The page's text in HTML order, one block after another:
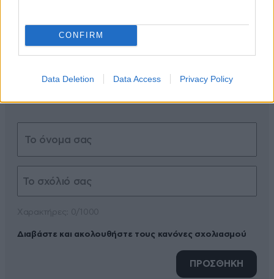
CONFIRM
Data Deletion Data Access Privacy Policy
Διαβάστε και ακολουθήστε τους κανόνες σχολιασμού
ΠΡΟΣΘΗΚΗ